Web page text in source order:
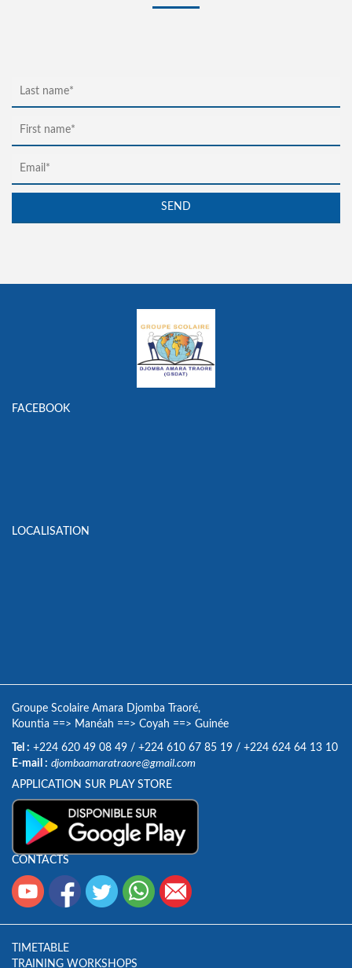
FACEBOOK
LOCALISATION
Groupe Scolaire Amara Djomba Traoré,
Kountia ==> Manéah ==> Coyah ==> Guinée
Tel : +224 620 49 08 49 / +224 610 67 85 19 / +224 624 64 13 10
E-mail : djombaamaratraore@gmail.com
APPLICATION SUR PLAY STORE
CONTACTS
TIMETABLE
TRAINING WORKSHOPS